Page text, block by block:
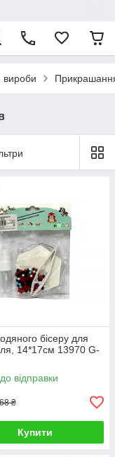
бісеру для
14*17см 13970 G-
відправки
68 ₴
Купити